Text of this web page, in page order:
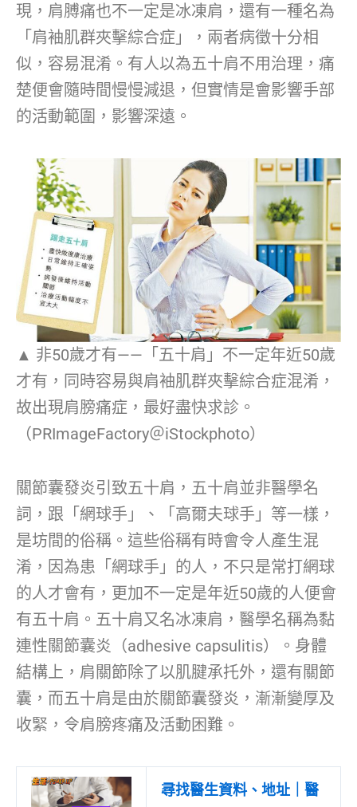
現，肩膊痛也不一定是冰凍肩，還有一種名為
「肩袖肌群夾擊綜合症」，兩者病徵十分相
似，容易混淆。有人以為五十肩不用治理，痛
楚便會隨時間慢慢減退，但實情是會影響手部
的活動範圍，影響深遠。
▲ 非50歲才有——「五十肩」不一定年近50歲
才有，同時容易與肩袖肌群夾擊綜合症混淆，
故出現肩膀痛症，最好盡快求診。
（PRImageFactory＠iStockphoto）
關節囊發炎引致五十肩，五十肩並非醫學名
詞，跟「網球手」、「高爾夫球手」等一樣，
是坊間的俗稱。這些俗稱有時會令人產生混
淆，因為患「網球手」的人，不只是常打網球
的人才會有，更加不一定是年近50歲的人便會
有五十肩。五十肩又名冰凍肩，醫學名稱為黏
連性關節囊炎（adhesive capsulitis）。身體
結構上，肩關節除了以肌腱承托外，還有關節
囊，而五十肩是由於關節囊發炎，漸漸變厚及
收緊，令肩膀疼痛及活動困難。
尋找醫生資料、地址｜醫